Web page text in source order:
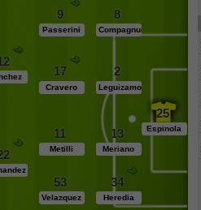
34
Heredia
53
Velazquez
13
Meriano
11
Metilli
25
Espinola
2
Leguizamon
17
Cravero
8
Compagnucci
9
Passerini